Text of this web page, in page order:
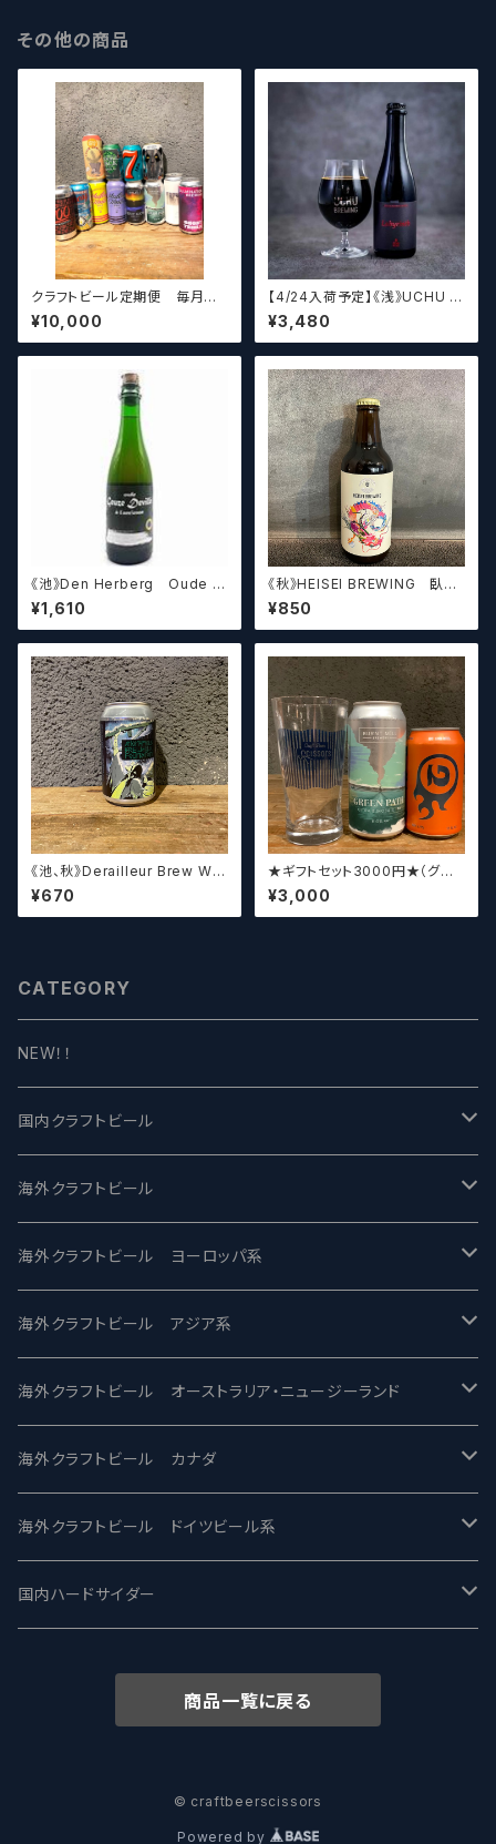
その他の商品
クラフトビール定期便 毎月厳
選したクラフトビールをお届けし
ます。（10本～12本）
¥10,000
【4/24入荷予定】《浅》UCHU B
REWING LabyrinthN【クラフト
ビール】
¥3,480
《池》Den Herberg Oude G
euze Deville a L'acienne
デンヘルベルグ
¥1,610
《秋》HEISEI BREWING 臥龍
長生(がりゅうちょうせい)アメリ
カンペールエール【クラフトビー
ル】
¥850
《池、秋》Derailleur Brew Wor
ks ANONYMOUS BREWH
OLIC FOUNDATION ディ
レイラブリューワークス
¥670
★ギフトセット3000円★（グラ
スセット）【クラフトビール】
¥3,000
CATEGORY
NEW！！
国内クラフトビール
UCHU BREWING -うちゅうブルーイング
バテレ -VERTERE
2nd Story Ale Works -セカンドストーリー
ビアへるん - Beer Hearn
忽布古丹醸造 - HOP KOTAN
ワイマーケットブルーイング Y.Market Brewing
志賀高原ビール - SIGAKOGEN
箕面ビール - MINOH BEER
サンクトガーレン - Sankt Gallen
海外クラフトビール
Modern Times モダンタイムズ
Maui マウイ
Toppling Goliath トップリンゴライアス
Fair State フェアステイト
Lagunitas ラグニタス
FirestoneWalker ファイアストーン
Mikkeller ミッケラー
Hop Nation ホップネーション
海外クラフトビール ヨーロッパ系
UnBarred -アンバード
SAIREN /サイレン
ワイルドチャイルド - Wilde Child
BrewDog Brewery - ブリュードッグ
The Flying Inn / ザ フライイング イン
Lambiek Fabriek - ファブリーク
海外クラフトビール アジア系
gweilo-鬼佬 グウァイロ
Heart Of Darkness - ハートオブダークネス
Carbon brews -カーボン
TAIHU - タイフー
Behemoth - ベヒーモス
海外クラフトビール オーストラリア・ニュージーランド
ROCKY RIDGE - ロッキーリッジ
BODRIGGY BREWING ボッドリッジー
CO-CONSPIRATORS コ・コンスピレーターズ
Deep Creek Brewing Co.
8 Wired エイトワイアード
海外クラフトビール カナダ
Jackie O's ジャッキーオーズ
Westbrook ウェストブルック
Strathcona ストラスコナ
ODIN BREWING オディン
海外クラフトビール ドイツビール系
Karmeliten カーメリテン
Früh フリュー
国内ハードサイダー
商品一覧に戻る
© craftbeerscissors
Powered by